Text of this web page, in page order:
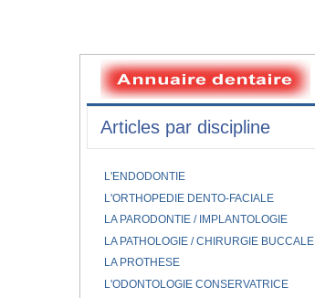
Articles par discipline
L'ENDODONTIE
L'ORTHOPEDIE DENTO-FACIALE
LA PARODONTIE / IMPLANTOLOGIE
LA PATHOLOGIE / CHIRURGIE BUCCALE
LA PROTHESE
L'ODONTOLOGIE CONSERVATRICE